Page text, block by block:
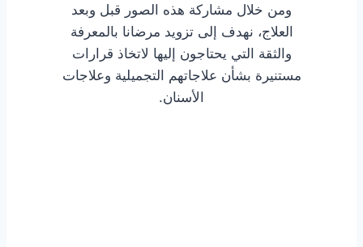
ومن خلال مشاركة هذه الصور قبل وبعد
العلاج، نهدف إلى تزويد مرضانا بالمعرفة
والثقة التي يحتاجون إليها لاتخاذ قرارات
مستنيرة بشأن علاجاتهم التجميلية وعلاجات
الأسنان.